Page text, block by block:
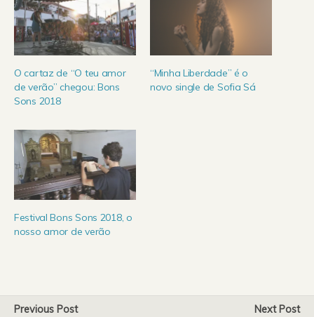
O cartaz de “O teu amor
de verão” chegou: Bons
Sons 2018
“Minha Liberdade” é o
novo single de Sofia Sá
Festival Bons Sons 2018, o
nosso amor de verão
Previous Post
Next Post